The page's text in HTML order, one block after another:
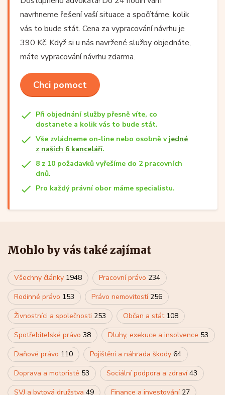
navrhneme řešení vaší situace a spočítáme, kolik
vás to bude stát. Cena za vypracování návrhu je
390 Kč. Když si u nás navržené služby objednáte,
máte vypracování návrhu zdarma.
Chci pomoct
Při objednání služby přesně víte, co
dostanete a kolik vás to bude stát.
Vše zvládneme on-line nebo osobně v jedné
z našich 6 kanceláří.
8 z 10 požadavků vyřešíme do 2 pracovních
dnů.
Pro každý právní obor máme specialistu.
Mohlo by vás také zajímat
Všechny články 1948 Pracovní právo 234
Rodinné právo 153 Právo nemovitostí 256
Živnostníci a společnosti 253 Občan a stát 108
Spotřebitelské právo 38 Dluhy, exekuce a insolvence 53
Daňové právo 110 Pojištění a náhrada škody 64
Doprava a motoristé 53 Sociální podpora a zdraví43
SVJ a bytová družstva 49 Finance a investování 27